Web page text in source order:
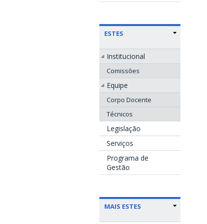
ESTES
Institucional
Comissões
Equipe
Corpo Docente
Técnicos
Legislação
Serviços
Programa de
Gestão
MAIS ESTES